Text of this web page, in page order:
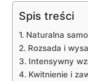
Spis treści
Naturalna
Rozsada i
Intensywny
Kwitnienie i